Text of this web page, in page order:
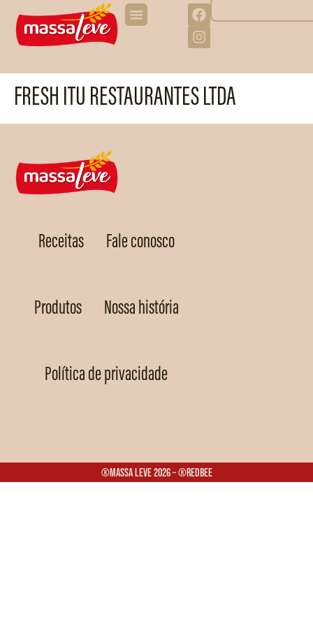
FRESH ITU RESTAURANTES LTDA
Receitas Fale conosco
Produtos Nossa história
Política de privacidade
®Massa Leve 2026 – ®Redbee